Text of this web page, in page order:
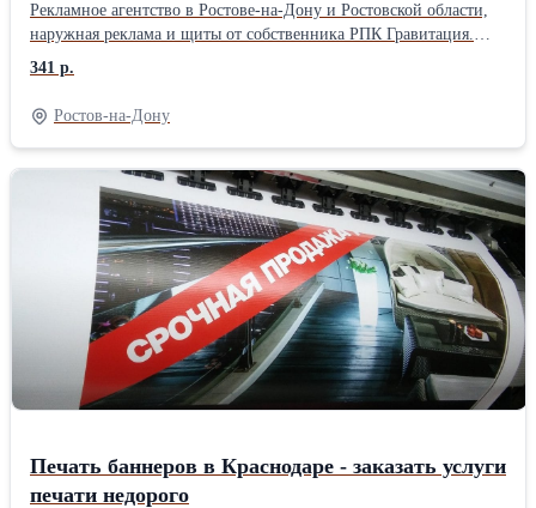
Рекламное агентство в Ростове-на-Дону и Ростовской области,
наружная реклама и щиты от собственника РПК Гравитация.
Размещение наружной рекламы Ростове-на-Дону и Ростовской
области от рекламного агентства Гравитация. Более 15 лет мы
занимаемся размещением наружной рекламы на билбордах и
других рекламных носителях. Вы можете разместить билборды и
наружную рекламу в следующих городах Ростовской области:
Ростов-на-Дону Таганрог Шахты Волгодонск Новочеркасск
Новошахтинск Батайск Каменск-Шахтинский Азов Гуково
Более 10 лет опыта. Собственное производство. Лучшие условия
и получите индивидуальные условия и скидки Комментарии: 0
341 р.
Ростов-на-Дону
Печать баннеров в Краснодаре - заказать услуги
печати недорого